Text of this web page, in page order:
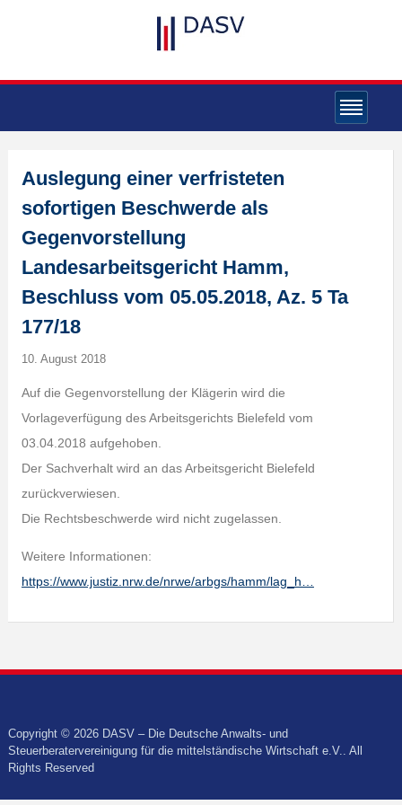
Auslegung einer verfristeten
sofortigen Beschwerde als
Gegenvorstellung
Landesarbeitsgericht Hamm,
Beschluss vom 05.05.2018, Az. 5 Ta
177/18
10. August 2018
Auf die Gegenvorstellung der Klägerin wird die
Vorlageverfügung des Arbeitsgerichts Bielefeld vom
03.04.2018 aufgehoben.
Der Sachverhalt wird an das Arbeitsgericht Bielefeld
zurückverwiesen.
Die Rechtsbeschwerde wird nicht zugelassen.
Weitere Informationen:
https://www.justiz.nrw.de/nrwe/arbgs/hamm/lag_h…
Copyright © 2026 DASV – Die Deutsche Anwalts- und
Steuerberatervereinigung für die mittelständische Wirtschaft e.V.. All
Rights Reserved